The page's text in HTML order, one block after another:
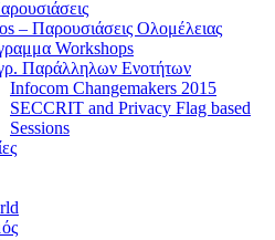
– Παρουσιάσεις Ολομέλειας
Workshops
Παράλληλων Ενοτήτων
Infocom Changemakers 2015
SECCRIT and Privacy Flag based
Sessions